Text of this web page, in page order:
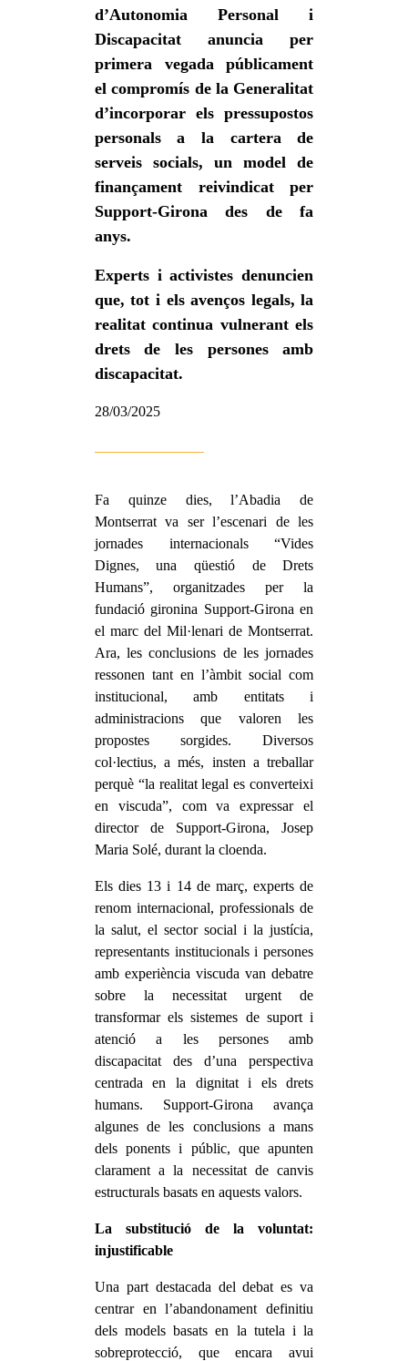
d’Autonomia Personal i
Discapacitat anuncia per
primera vegada públicament
el compromís de la Generalitat
d’incorporar els pressupostos
personals a la cartera de
serveis socials, un model de
finançament reivindicat per
Support-Girona des de fa
anys.
Experts i activistes denuncien
que, tot i els avenços legals, la
realitat continua vulnerant els
drets de les persones amb
discapacitat.
28/03/2025
Fa quinze dies, l’Abadia de
Montserrat va ser l’escenari de les
jornades internacionals “Vides
Dignes, una qüestió de Drets
Humans”, organitzades per la
fundació gironina Support-Girona en
el marc del Mil·lenari de Montserrat.
Ara, les conclusions de les jornades
ressonen tant en l’àmbit social com
institucional, amb entitats i
administracions que valoren les
propostes sorgides. Diversos
col·lectius, a més, insten a treballar
perquè “la realitat legal es converteixi
en viscuda”, com va expressar el
director de Support-Girona, Josep
Maria Solé, durant la cloenda.
Els dies 13 i 14 de març, experts de
renom internacional, professionals de
la salut, el sector social i la justícia,
representants institucionals i persones
amb experiència viscuda van debatre
sobre la necessitat urgent de
transformar els sistemes de suport i
atenció a les persones amb
discapacitat des d’una perspectiva
centrada en la dignitat i els drets
humans. Support-Girona avança
algunes de les conclusions a mans
dels ponents i públic, que apunten
clarament a la necessitat de canvis
estructurals basats en aquests valors.
La substitució de la voluntat:
injustificable
Una part destacada del debat es va
centrar en l’abandonament definitiu
dels models basats en la tutela i la
sobreprotecció, que encara avui